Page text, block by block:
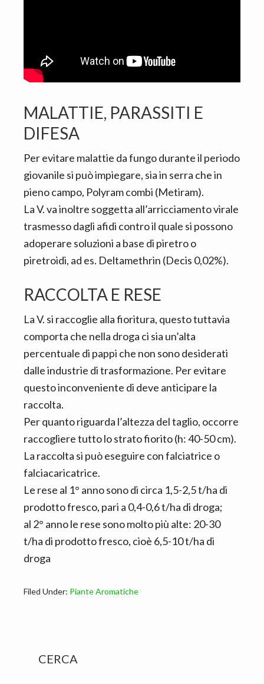
MALATTIE, PARASSITI E
DIFESA
Per evitare malattie da fungo durante il periodo
giovanile si può impiegare, sia in serra che in
pieno campo, Polyram combi (Metiram).
La V. va inoltre soggetta all’arricciamento virale
trasmesso dagli afidi contro il quale si possono
adoperare soluzioni a base di piretro o
piretroidi, ad es. Deltamethrin (Decis 0,02%).
RACCOLTA E RESE
La V. si raccoglie alla fioritura, questo tuttavia
comporta che nella droga ci sia un’alta
percentuale di pappi che non sono desiderati
dalle industrie di trasformazione. Per evitare
questo inconveniente di deve anticipare la
raccolta.
Per quanto riguarda l’altezza del taglio, occorre
raccogliere tutto lo strato fiorito (h: 40-50 cm).
La raccolta si può eseguire con falciatrice o
falciacaricatrice.
Le rese al 1° anno sono di circa 1,5-2,5 t/ha di
prodotto fresco, pari a 0,4-0,6 t/ha di droga;
al 2° anno le rese sono molto più alte: 20-30
t/ha di prodotto fresco, cioè 6,5-10 t/ha di
droga
Filed Under: Piante Aromatiche
Primary
CERCA